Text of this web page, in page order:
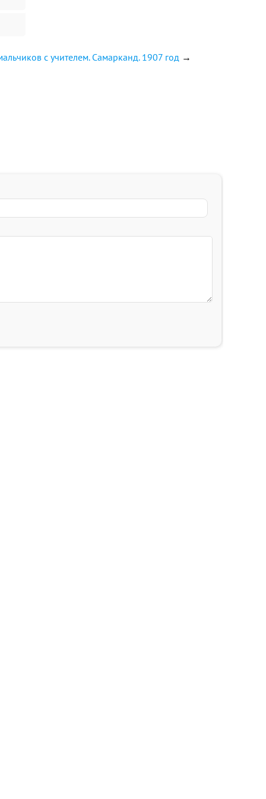
с учителем. Самарканд. 1907 год →